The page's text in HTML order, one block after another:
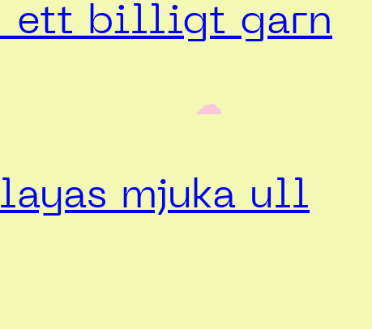
ett billigt garn
‎ ‎‎ ☁︎‎‎
mjuka ull